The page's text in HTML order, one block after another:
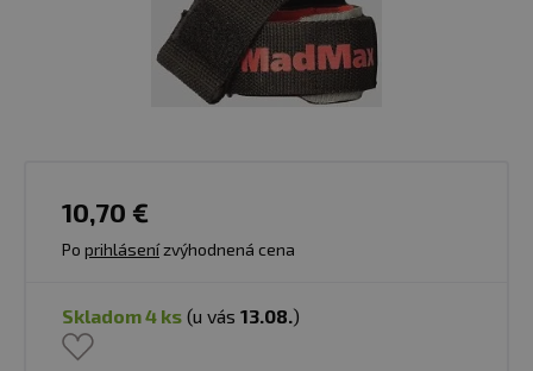
10,70 €
Po prihlásenízvýhodnená cena
skladom 4 ks (u vás 13.08.)